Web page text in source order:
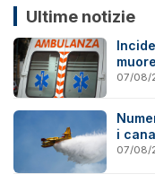
Ultime notizie
07/08/
i
07/08/